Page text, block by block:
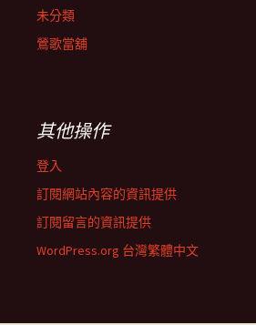
未分類
鶯歌當舖
其他操作
登入
訂閱網站內容的資訊提供
訂閱留言的資訊提供
WordPress.org 台灣繁體中文